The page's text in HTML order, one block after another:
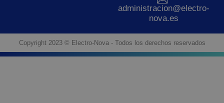
administracion@electro-
nova.es
Copyright 2023 © Electro-Nova - Todos los derechos reservados